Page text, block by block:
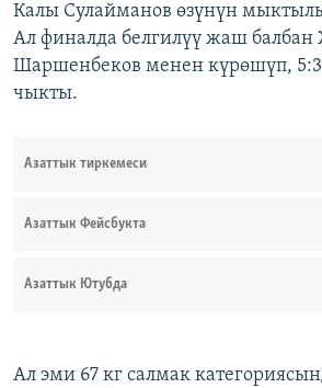
Калы Сулайманов өзүнүн
Ал финалда белгилүү жаш
Шаршенбеков менен күрөшүп,
чыкты.
Азаттык тиркемеси
Азаттык Фейсбукта
Азаттык Ютубда
Ал эми 67 кг салмак